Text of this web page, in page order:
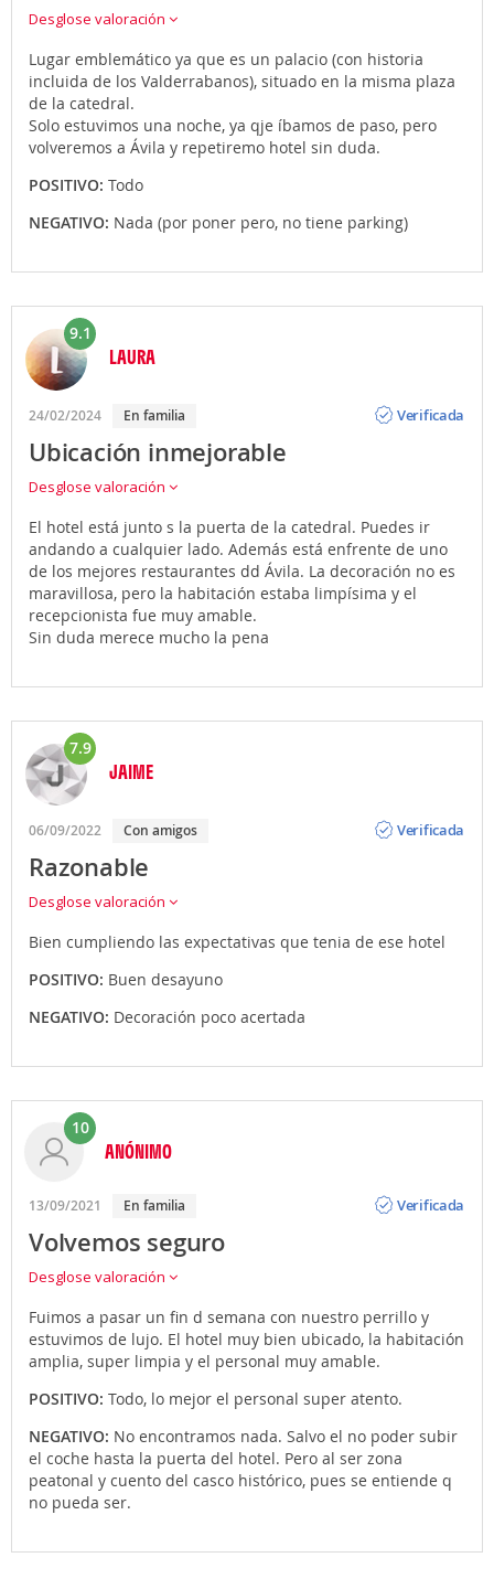
Desglose valoración
Lugar emblemático ya que es un palacio (con historia
incluida de los Valderrabanos), situado en la misma plaza
de la catedral.
Solo estuvimos una noche, ya qje íbamos de paso, pero
volveremos a Ávila y repetiremo hotel sin duda.
POSITIVO: Todo
NEGATIVO: Nada (por poner pero, no tiene parking)
9.1
LAURA
24/02/2024 En familia
Verificada
Ubicación inmejorable
Desglose valoración
El hotel está junto s la puerta de la catedral. Puedes ir
andando a cualquier lado. Además está enfrente de uno
de los mejores restaurantes dd Ávila. La decoración no es
maravillosa, pero la habitación estaba limpísima y el
recepcionista fue muy amable.
Sin duda merece mucho la pena
7.9
JAIME
06/09/2022 Con amigos
Verificada
Razonable
Desglose valoración
Bien cumpliendo las expectativas que tenia de ese hotel
POSITIVO: Buen desayuno
NEGATIVO: Decoración poco acertada
10
ANÓNIMO
13/09/2021 En familia
Verificada
Volvemos seguro
Desglose valoración
Fuimos a pasar un fin d semana con nuestro perrillo y
estuvimos de lujo. El hotel muy bien ubicado, la habitación
amplia, super limpia y el personal muy amable.
POSITIVO: Todo, lo mejor el personal super atento.
NEGATIVO: No encontramos nada. Salvo el no poder subir
el coche hasta la puerta del hotel. Pero al ser zona
peatonal y cuento del casco histórico, pues se entiende q
no pueda ser.